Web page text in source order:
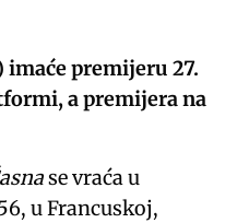
imaće premijeru 27.
a premijera na
se vraća u
u Francuskoj,